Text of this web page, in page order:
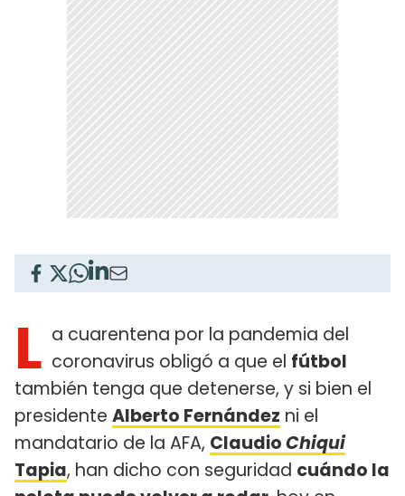
L a cuarentena por la pandemia del
coronavirus obligó a que el fútbol
también tenga que detenerse, y si bien el
presidente Alberto Fernández ni el
mandatario de la AFA, ClaudioChiqui
Tapia, han dicho con seguridad cuándo la